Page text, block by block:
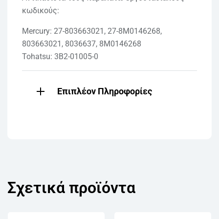
κωδικούς:
Mercury: 27-803663021, 27-8M0146268,
803663021, 8036637, 8M0146268
Tohatsu: 3B2-01005-0
Επιπλέον Πληροφορίες
Σχετικά προϊόντα